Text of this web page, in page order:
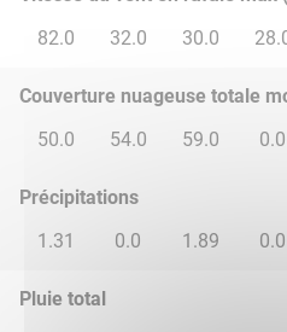
82.0
32.0 30.0
Couverture nuageuse totale
50.0
54.0 59.0 0.0
Précipitations
1.31
0.0 1.89 0.0
Pluie total